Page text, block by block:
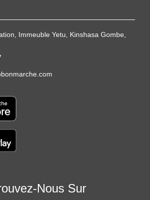
Immeuble Yetu, Kinshasa Gombe,
Nous Sur